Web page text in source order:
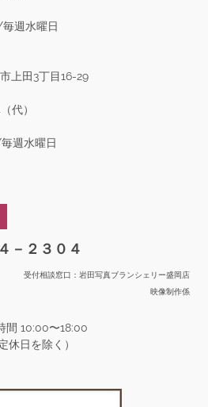
週水曜日
上田3丁目16-29
代）
週水曜日
－２３０４
受付相談窓口：岩田写真ブランシェリー盛岡店
映像制作係
間 10:00〜18:00
定休日を除く）